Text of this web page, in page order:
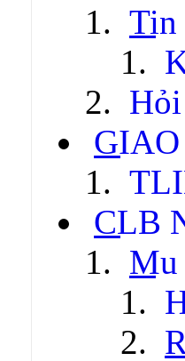
Tin
CLB
Mu